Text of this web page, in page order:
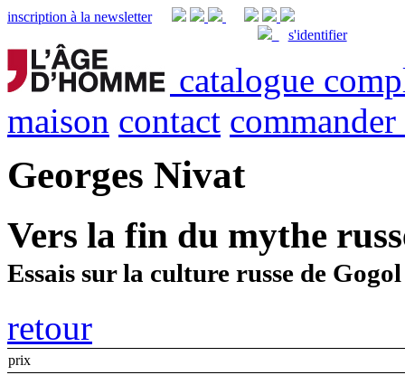
inscription à la newsletter
s'identifier
catalogue
maison contact commander
Georges Nivat
Vers la fin du mythe
Essais sur la culture russe de
retour
prix